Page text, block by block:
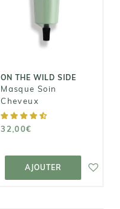
ON THE WILD SIDE
Masque Soin
Cheveux
32,00€
AJOUTER
Cheveux
32,00€
AJOUTER AU
PANIER